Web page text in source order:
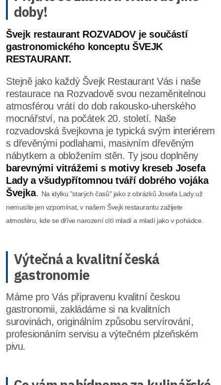
doby!
Švejk restaurant ROZVADOV je součástí
gastronomického konceptu ŠVEJK
RESTAURANT.
Stejně jako každý Švejk Restaurant Vás i naše
restaurace na Rozvadově svou nezaměnitelnou
atmosférou vrátí do dob rakousko-uherského
mocnářství, na počátek 20. století. Naše
rozvadovská švejkovna je typická svým interiérem
s dřevěnými podlahami, masivním dřevěným
nábytkem a obložením stěn. Ty jsou doplněny
barevnými vitrážemi s motivy kreseb Josefa
Lady a všudypřítomnou tváří dobrého vojáka
Švejka. Na idylku "starých časů" jako z obrázků Josefa Lady už
nemusíte jen vzpomínat, v našem Švejk restaurantu zažijete
atmosféru, kde se dříve narození cítí mladí a mladí jako v pohádce.
Výtečná a kvalitní česká
gastronomie
Máme pro Vás připravenu kvalitní českou
gastronomii, zakládáme si na kvalitních
surovinách, originálním způsobu servírování,
profesionáním servisu a výtečném plzeňském
pivu.